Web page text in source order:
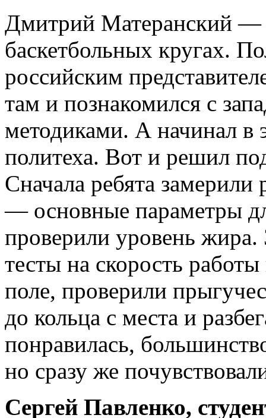
Дмитрий Матеранский —
баскетбольных кругах.
российским
там и познакомился с
методиками. А начинал в
политеха. Вот и решил
Сначала ребята замерили
— основные параметры
проверили уровень
тесты на скорость
поле, проверили
до кольца с места и
понравилась,
но сразу же
Сергей Павленко,